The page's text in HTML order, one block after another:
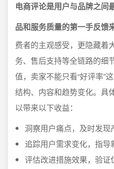
电商评论是用户与品牌之间
品和服务质量的第一手反馈
费者的主观感受，更隐藏着
务、售后支持等全链路的细
值，卖家不能只看“好评率”
结构、内容和趋势变化。具
以带来以下收益：
洞察用户痛点，及时发
追踪用户需求变化，指
评估改进措施效果，验